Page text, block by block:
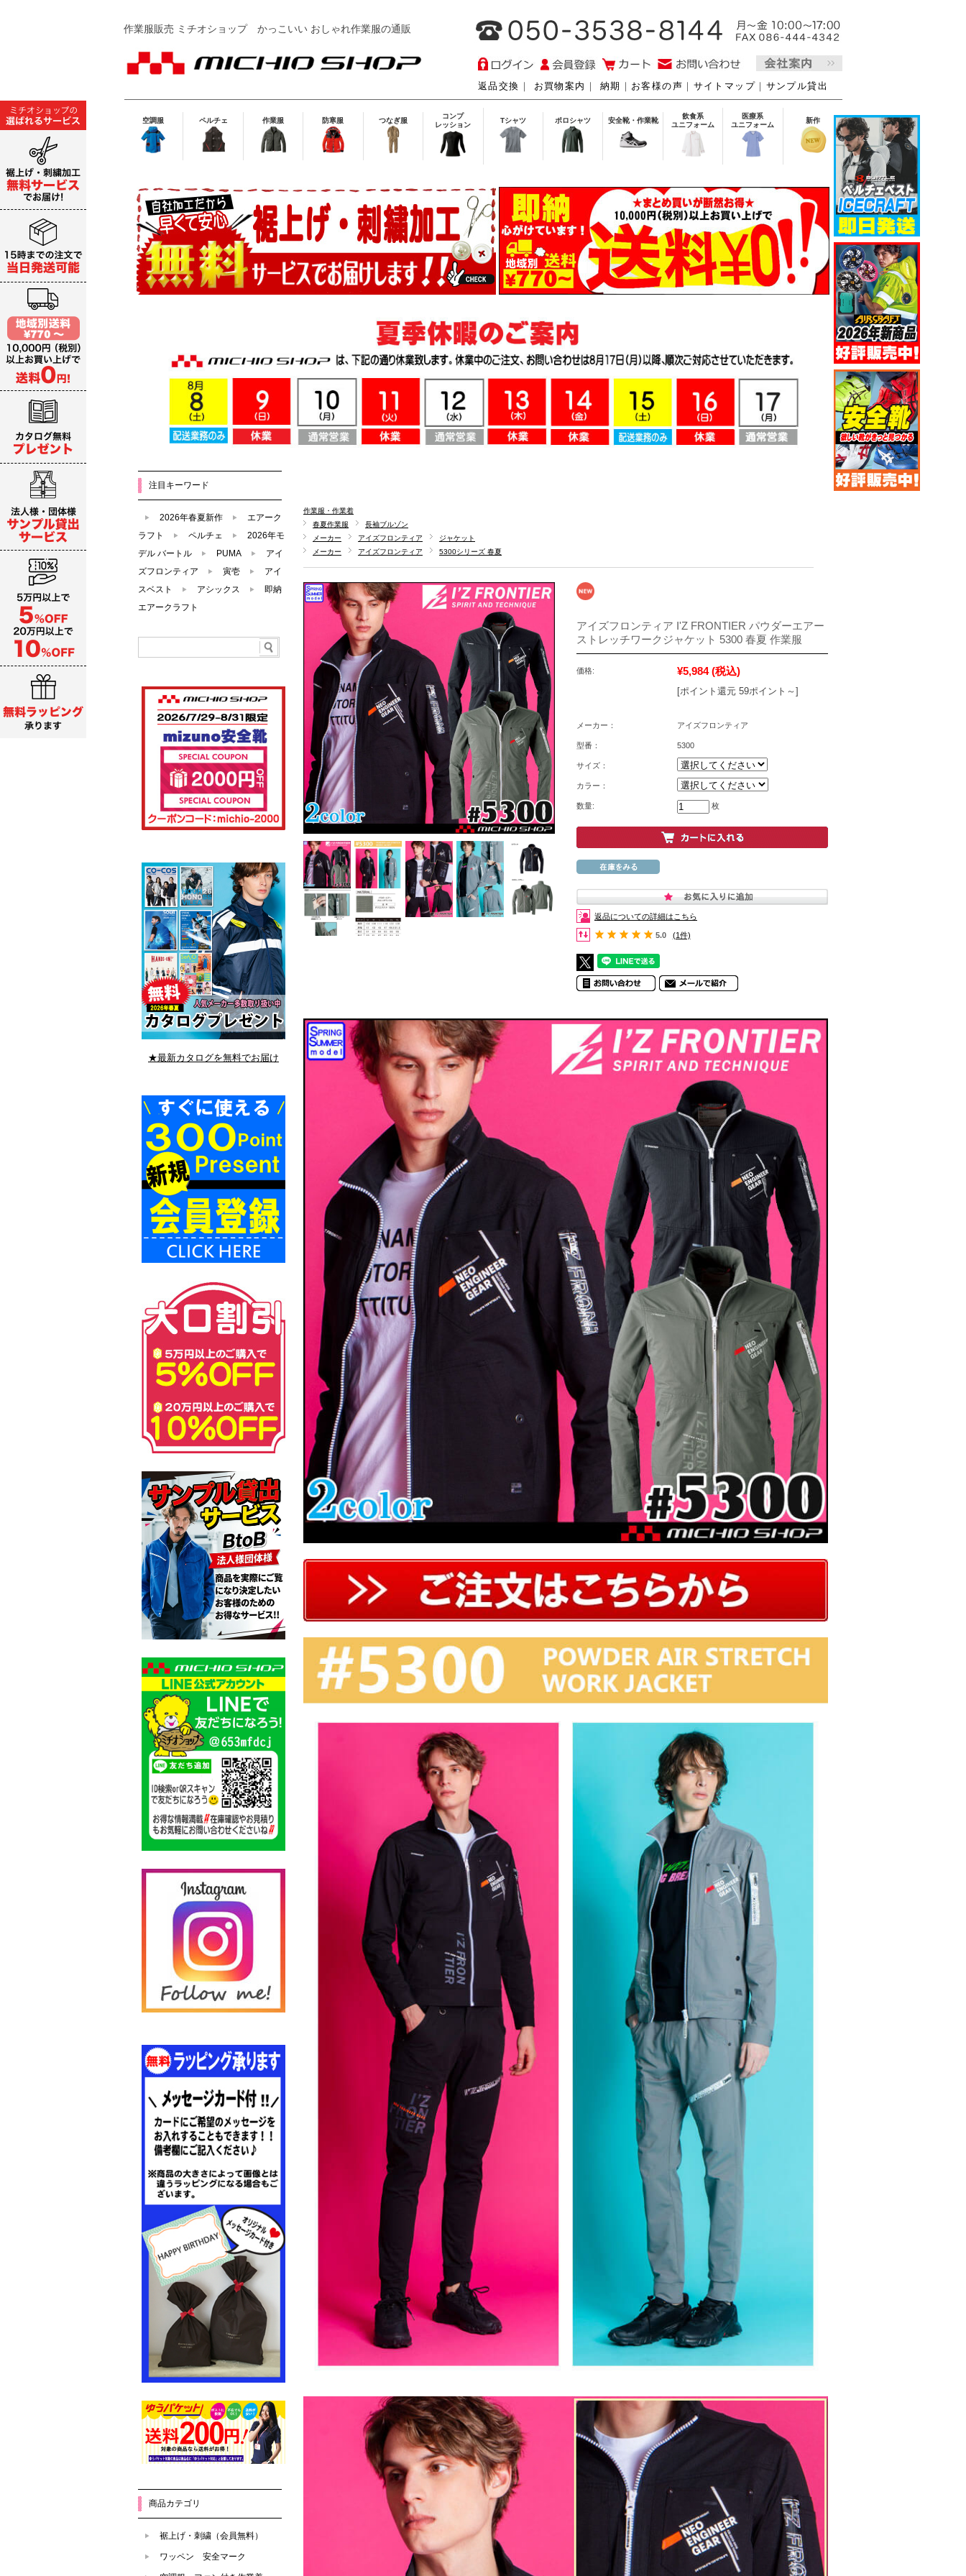
作業服販売 ミチオショップかっこいい おしゃれ作業服の通販
返品交換 ｜ お買物案内 ｜ 納期 ｜ お客様の声 ｜ サイトマップ ｜ サンプル貸出
空調服 ペルチェ 作業服 防寒服 つなぎ服
コンプ
レッション
Tシャツ ポロシャツ 安全靴・作業靴
飲食系
ユニフォーム
医療系
ユニフォーム
新作
作業服・作業着
春夏作業服
長袖ブルゾン
メーカー
アイズフロンティア
ジャケット
メーカー
アイズフロンティア 5300シリーズ 春夏
アイズフロンティア I'Z FRONTIER パウダーエアー
ストレッチワークジャケット 5300 春夏 作業服
価格: ¥5,984 (税込)
[ポイント還元 59ポイント～]
メーカー： アイズフロンティア
型番： 5300
サイズ：
カラー：
数量: 枚
返品についての詳細はこちら
5.0 (1件)
注目キーワード
2026年春夏新作
エアーク
ラフト
ペルチェ
2026年モ
デル バートル
PUMA
アイ
ズフロンティア
寅壱
アイ
スベスト
アシックス
即納
エアークラフト
★最新カタログを無料でお届け
商品カテゴリ
裾上げ・刺繍（会員無料）
ワッペン 安全マーク